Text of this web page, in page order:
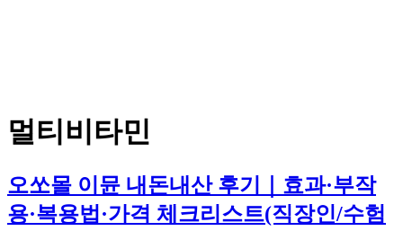
멀티비타민
오쏘몰 이뮨 내돈내산 후기｜효과·부작
용·복용법·가격 체크리스트(직장인/수험